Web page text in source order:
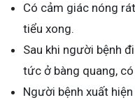
Có cảm giác nóng
tiểu xong.
Sau khi người bệnh
tức ở bàng quang,
Người bệnh xuất